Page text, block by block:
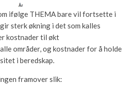
ifølge THEMA bare vil fortsette i
sterk økning i det som kalles
kostnader til økt
områder, og kostnader for å holde
i beredskap.
framover slik: